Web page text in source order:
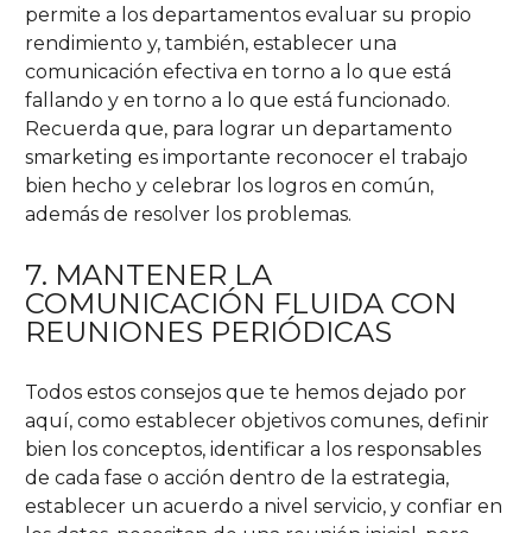
permite a los departamentos evaluar su propio
rendimiento y, también, establecer una
comunicación efectiva en torno a lo que está
fallando y en torno a lo que está funcionado.
Recuerda que, para lograr un departamento
smarketing es importante reconocer el trabajo
bien hecho y celebrar los logros en común,
además de resolver los problemas.
7. MANTENER LA
COMUNICACIÓN FLUIDA CON
REUNIONES PERIÓDICAS
Todos estos consejos que te hemos dejado por
aquí, como establecer objetivos comunes, definir
bien los conceptos, identificar a los responsables
de cada fase o acción dentro de la estrategia,
establecer un acuerdo a nivel servicio, y confiar en